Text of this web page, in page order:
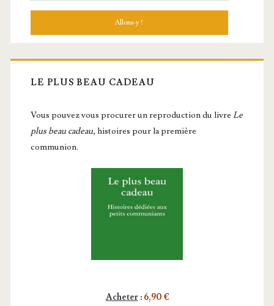
LE PLUS BEAU CADEAU
Vous pou­vez vous pro­cu­rer un repro­duc­tion du livre Le
plus beau cadeau, histoires pour la première
communion.
Acheter: 6,90 €